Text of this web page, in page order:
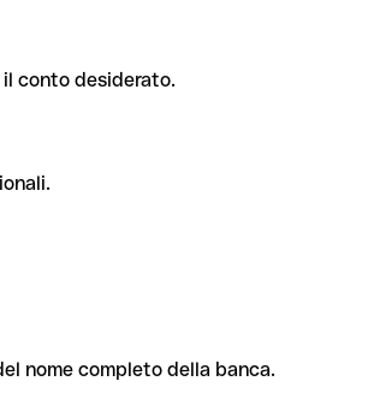
conto desiderato.
nome completo della banca.